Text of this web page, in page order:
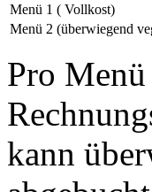
Menü 1 ( Vollkost)
Menü 2 (überwiegend
Pro
kann